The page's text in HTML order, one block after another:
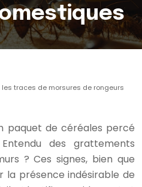
traces de morsures de rongeurs
paquet de céréales percé
des grattements
? Ces signes, bien que
la présence indésirable de